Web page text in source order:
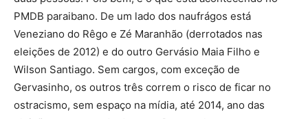
PMDB paraibano. De um lado dos naufrágos está
Veneziano do Rêgo e Zé Maranhão (derrotados nas
eleições de 2012) e do outro Gervásio Maia Filho e
Wilson Santiago. Sem cargos, com exceção de
Gervasinho, os outros três correm o risco de ficar no
ostracismo, sem espaço na mídia, até 2014, ano das